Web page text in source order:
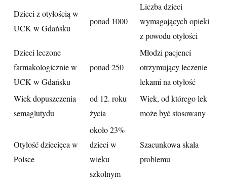
Dzieci z otyłością w
UCK w Gdańsku
ponad 1000
Liczba dzieci
wymagających opieki
z powodu otyłości
Dzieci leczone
farmakologicznie w
UCK w Gdańsku
ponad 250
Młodzi pacjenci
otrzymujący leczenie
lekami na otyłość
Wiek dopuszczenia
semaglutydu
od 12. roku
życia
Wiek, od którego lek
może być stosowany
Otyłość dziecięca w
Polsce
około 23%
dzieci w
wieku
szkolnym
Szacunkowa skala
problemu